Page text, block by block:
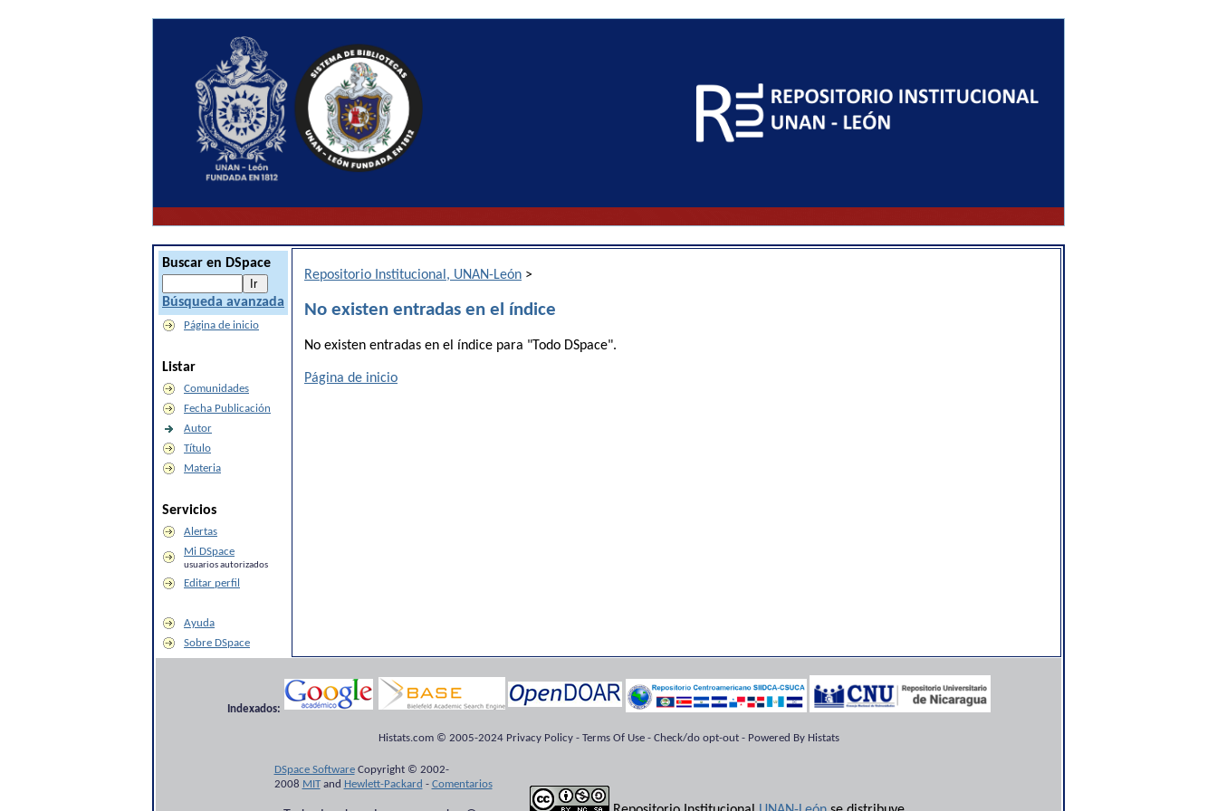
Buscar en DSpace
Búsqueda avanzada
Página de inicio
Listar
Comunidades
Fecha Publicación
Autor
Título
Materia
Servicios
Alertas
Mi DSpace
usuarios autorizados
Editar perfil
Ayuda
Sobre DSpace
Repositorio Institucional, UNAN-León >
No existen entradas en el índice
No existen entradas en el índice para "Todo DSpace".
Página de inicio
Indexados:
Histats.com © 2005-2024 Privacy Policy - Terms Of Use - Check/do opt-out - Powered By Histats
DSpace SoftwareCopyright © 2002-
2008 MITand Hewlett-Packard - Comentarios